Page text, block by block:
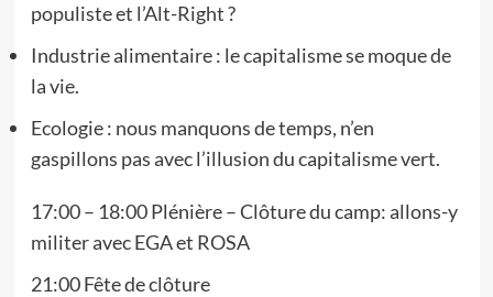
populiste et l’Alt-Right ?
Industrie alimentaire : le capitalisme se moque de
la vie.
Ecologie : nous manquons de temps, n’en
gaspillons pas avec l’illusion du capitalisme vert.
17:00 – 18:00 Plénière – Clôture du camp: allons-y
militer avec EGA et ROSA
21:00 Fête de clôture